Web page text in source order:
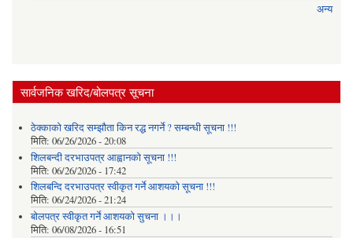
अन्य
सार्वजनिक खरिद/बोलपत्र सूचना
ठेक्काको खरिद सम्झौता किन रद्ध नगर्ने ? सम्बन्धी सूचना !!!
मिति: 06/26/2026 - 20:08
शिलबन्दी दरभाउपत्र आह्वानको सूचना !!!
मिति: 06/26/2026 - 17:42
शिलबन्दि दरभाउपत्र स्वीकृत गर्ने आशयकाे सूचना !!!
मिति: 06/24/2026 - 21:24
बोलपत्र स्वीकृत गर्ने आशयको सुचना ।।।
मिति: 06/08/2026 - 16:51